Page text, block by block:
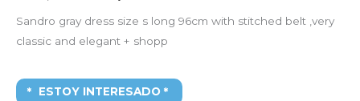
Sandro gray dress size s long 96cm with stitched belt ,very
classic and elegant + shopp
ESTOY INTERESADO